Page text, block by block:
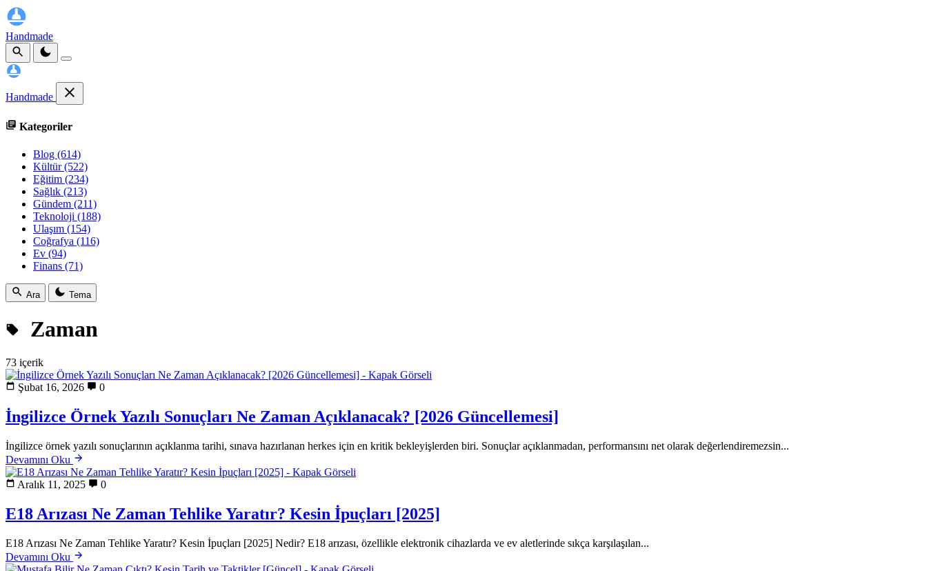
Handmade
Handmade
Kategoriler
Blog (614)
Kültür(522)
Eğitim (234)
Sağlık (213)
Gündem (211)
Teknoloji (188)
Ulaşım (154)
Coğrafya (116)
Ev (94)
Finans (71)
Ara Tema
Zaman
73 içerik
Şubat 16, 2026 0
İngilizce Örnek Yazılı Sonuçları Ne Zaman Açıklanacak? [2026 Güncellemesi]
İngilizce örnek yazılı sonuçlarının açıklanma tarihi, sınava hazırlanan herkes için en kritik bekleyişlerden biri. Sonuçlar açıklanmadan, performansını net olarak değerlendiremezsin...
Devamını Oku
Aralık 11, 2025 0
E18 Arızası Ne Zaman Tehlike Yaratır? Kesin İpuçları [2025]
E18 Arızası Ne Zaman Tehlike Yaratır? Kesin İpuçları [2025] Nedir? E18 arızası, özellikle elektronik cihazlarda ve ev aletlerinde sıkça karşılaşılan...
Devamını Oku